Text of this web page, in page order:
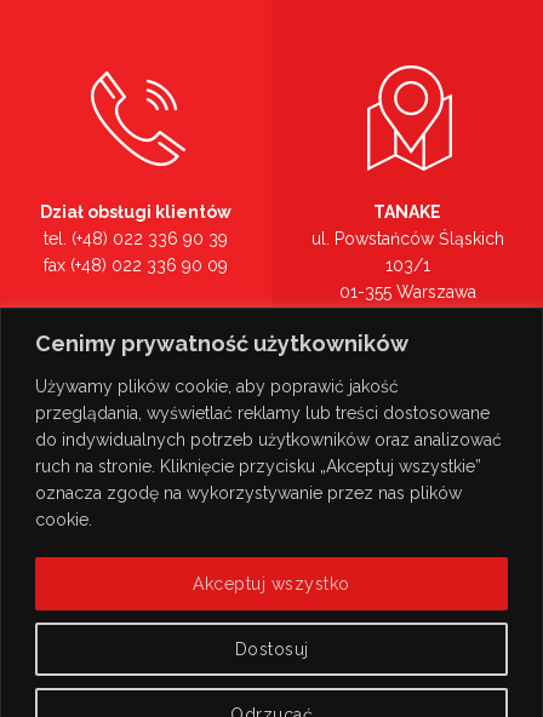
Cenimy prywatność użytkowników
Używamy plików cookie, aby poprawić jakość
przeglądania, wyświetlać reklamy lub treści dostosowane
do indywidualnych potrzeb użytkowników oraz analizować
ruch na stronie. Kliknięcie przycisku „Akceptuj wszystkie”
oznacza zgodę na wykorzystywanie przez nas plików
cookie.
Dostosuj
Akceptuj wszystko
Dział obsługi klientów
tel. (+48) 022 336 90 39
fax (+48) 022 336 90 09
tel. (+48) 022 336 90 00
TANAKE
ul. Powstańców Śląskich
103/1
01-355 Warszawa
Zobacz na mapie >